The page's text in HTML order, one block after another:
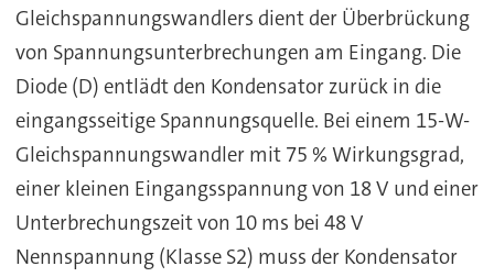
Gleichspannungswandlers dient der Überbrückung
von Spannungsunterbrechungen am Eingang. Die
Diode (D) entlädt den Kondensator zurück in die
eingangsseitige Spannungsquelle. Bei einem 15-W-
Gleichspannungswandler mit 75 % Wirkungsgrad,
einer kleinen Eingangsspannung von 18 V und einer
Unterbrechungszeit von 10 ms bei 48 V
Nennspannung (Klasse S2) muss der Kondensator